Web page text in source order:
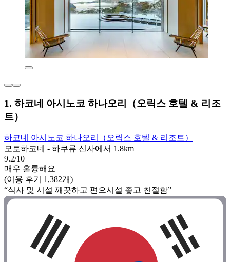
1. 하코네 아시노코 하나오리（오릭스 호텔 & 리조
트）
하코네 아시노코 하나오리（오릭스 호텔 & 리조트）
모토하코네 - 하쿠류 신사에서 1.8km
9.2/10
매우 훌륭해요
(이용 후기 1,382개)
“식사 및 시설 깨끗하고 편으시설 좋고 친절함”